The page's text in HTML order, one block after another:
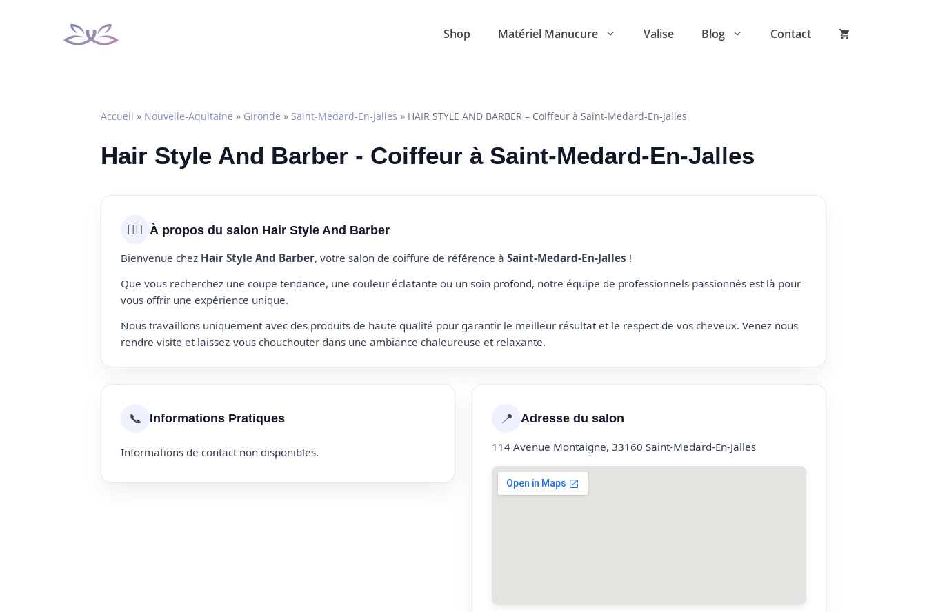
Shop Matériel Manucure Valise Blog Contact
Accueil » Nouvelle-Aquitaine » Gironde » Saint-Medard-En-Jalles » HAIR STYLE AND BARBER – Coiffeur à Saint-Medard-En-Jalles
Hair Style And Barber - Coiffeur à Saint-Medard-En-Jalles
💇‍♀️ À propos du salon Hair Style And Barber
Bienvenue chez Hair Style And Barber, votre salon de coiffure de référence à Saint-Medard-En-Jalles !
Que vous recherchez une coupe tendance, une couleur éclatante ou un soin profond, notre équipe de professionnels passionnés est là pour
vous offrir une expérience unique.
Nous travaillons uniquement avec des produits de haute qualité pour garantir le meilleur résultat et le respect de vos cheveux. Venez nous
rendre visite et laissez-vous chouchouter dans une ambiance chaleureuse et relaxante.
📞 Informations Pratiques
Informations de contact non disponibles.
📍 Adresse du salon
114 Avenue Montaigne, 33160 Saint-Medard-En-Jalles